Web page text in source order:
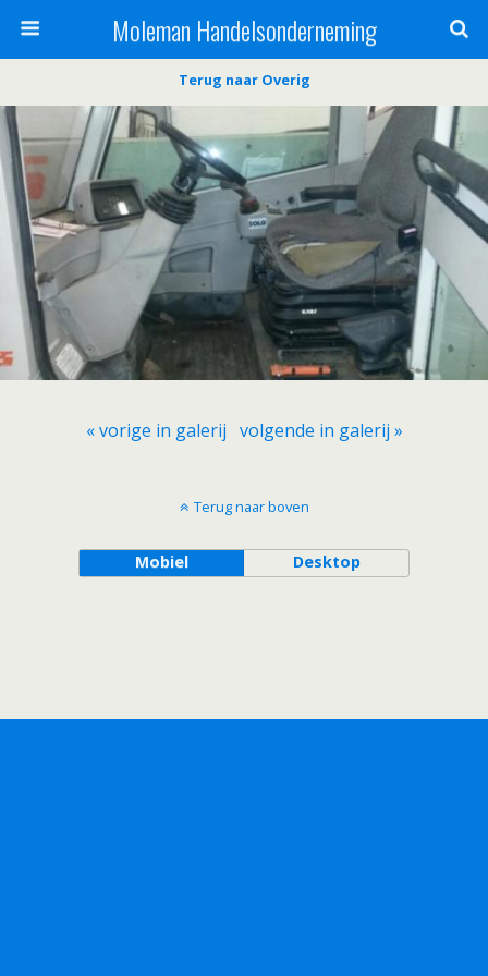
Moleman Handelsonderneming
Terug naar Overig
« vorige in galerij volgende in galerij »
Terug naar boven
Mobiel Desktop